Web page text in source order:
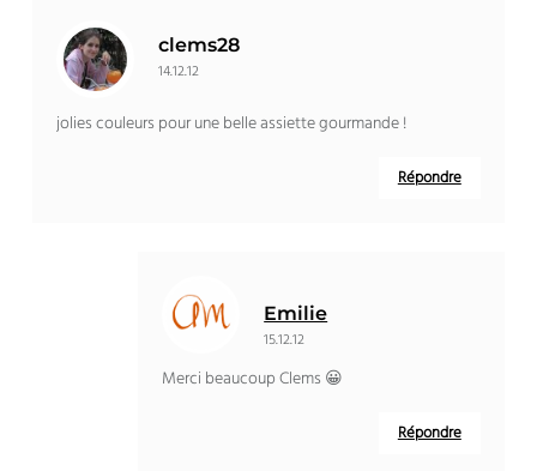
clems28
14.12.12
jolies couleurs pour une belle assiette gourmande !
Répondre
Emilie
15.12.12
Merci beaucoup Clems 😀
Répondre